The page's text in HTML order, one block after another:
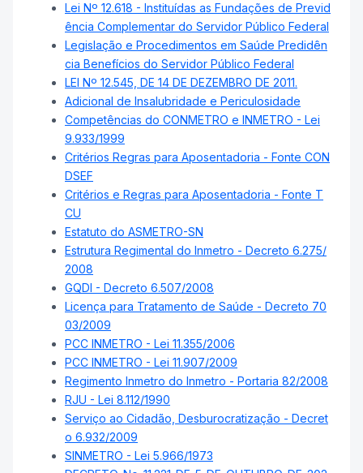
Lei Nº 12.618 - Instituídas as Fundações de Previd
ência Complementar do Servidor Público Federal
Legislação e Procedimentos em Saúde Predidên
cia Benefícios do Servidor Público Federal
LEI Nº 12.545, DE 14 DE DEZEMBRO DE 2011.
Adicional de Insalubridade e Periculosidade
Competências do CONMETRO e INMETRO - Lei
9.933/1999
Critérios Regras para Aposentadoria - Fonte CON
DSEF
Critérios e Regras para Aposentadoria - Fonte T
CU
Estatuto do ASMETRO-SN
Estrutura Regimental do Inmetro - Decreto 6.275/
2008
GQDI - Decreto 6.507/2008
Licença para Tratamento de Saúde - Decreto 70
03/2009
PCC INMETRO - Lei 11.355/2006
PCC INMETRO - Lei 11.907/2009
Regimento Inmetro do Inmetro - Portaria 82/2008
RJU - Lei 8.112/1990
Serviço ao Cidadão, Desburocratização - Decret
o 6.932/2009
SINMETRO - Lei 5.966/1973